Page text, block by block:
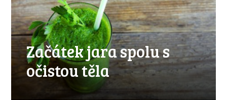
Začátek jara spolu s
očistou těla